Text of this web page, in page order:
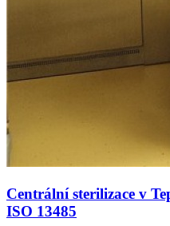
Centrální sterilizace v
ISO 13485